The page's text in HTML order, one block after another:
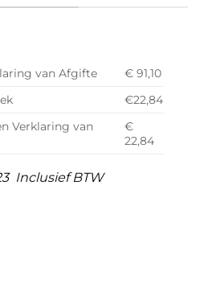
van Afgifte
€ 91,10
€22,84
Verklaring van
€
22,84
Inclusief BTW